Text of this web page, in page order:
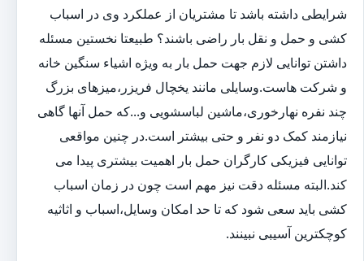
شرایطی داشته باشد تا مشتریان از عملکرد وی در اسباب
کشی و حمل و نقل بار راضی باشند؟ طبیعتا نخستین مسئله
داشتن توانایی لازم جهت حمل بار به ویژه اشیاء سنگین خانه
و شرکت هاست.وسایلی مانند یخچال فریزر،میزهای بزرگ
چند نفره نهارخوری،ماشین لباسشویی و...که حمل آنها گاهی
نیازمند کمک دو نفر و حتی بیشتر است.در چنین مواقعی
توانایی فیزیکی کارگران حمل بار اهمیت بیشتری پیدا می
کند.البته مسئله دقت نیز مهم است چون در زمان اسباب
کشی باید سعی شود که تا حد امکان وسایل،اسباب و اثاثیه
کوچکترین آسیبی نبینند.